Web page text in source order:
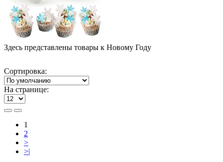
Здесь представлены товары к Новому Году
Сортировка:
На странице:
1
2
>
>|